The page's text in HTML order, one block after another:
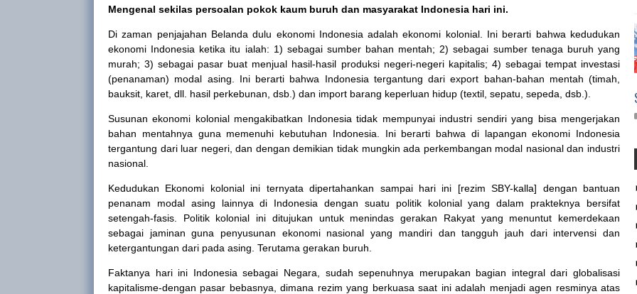
Mengenal sekilas persoalan pokok kaum buruh dan masyarakat Indonesia hari ini.
Di zaman penjajahan Belanda dulu ekonomi Indonesia adalah ekonomi kolonial. Ini berarti bahwa kedudukan
ekonomi Indonesia ketika itu ialah: 1) sebagai sumber bahan mentah; 2) sebagai sumber tenaga buruh yang
murah; 3) sebagai pasar buat menjual hasil-hasil produksi negeri-negeri kapitalis; 4) sebagai tempat investasi
(penanaman) modal asing. Ini berarti bahwa Indonesia tergantung dari export bahan-bahan mentah (timah,
bauksit, karet, dll. hasil perkebunan, dsb.) dan import barang keperluan hidup (textil, sepatu, sepeda, dsb.).
Susunan ekonomi kolonial mengakibatkan Indonesia tidak mempunyai industri sendiri yang bisa mengerjakan
bahan mentahnya guna memenuhi kebutuhan Indonesia . Ini berarti bahwa di lapangan ekonomi Indonesia
tergantung dari luar negeri, dan dengan demikian tidak mungkin ada perkembangan modal nasional dan industri
nasional.
Kedudukan Ekonomi kolonial ini ternyata dipertahankan sampai hari ini [rezim SBY-kalla] dengan bantuan
penanam modal asing lainnya di Indonesia dengan suatu politik kolonial yang dalam prakteknya bersifat
setengah-fasis. Politik kolonial ini ditujukan untuk menindas gerakan Rakyat yang menuntut kemerdekaan
sebagai jaminan guna penyusunan ekonomi nasional yang mandiri dan tangguh jauh dari intervensi dan
ketergantungan dari pada asing. Terutama gerakan buruh.
Faktanya hari ini Indonesia sebagai Negara, sudah sepenuhnya merupakan bagian integral dari globalisasi
kapitalisme-dengan pasar bebasnya, dimana rezim yang berkuasa saat ini adalah menjadi agen resminya atas